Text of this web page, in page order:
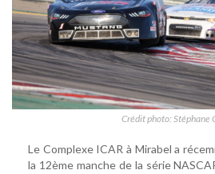
Crédit photo: Stéphane
Le Complexe ICAR à Mirabel a
la 12ème manche de la série